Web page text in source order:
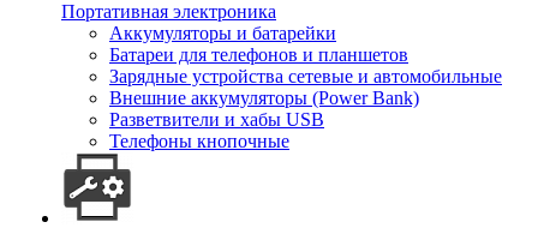
Портативная электроника
Аккумуляторы и батарейки
Батареи для телефонов и планшетов
Зарядные устройства сетевые и автомобильные
Внешние аккумуляторы (Power Bank)
Разветвители и хабы USB
Телефоны кнопочные